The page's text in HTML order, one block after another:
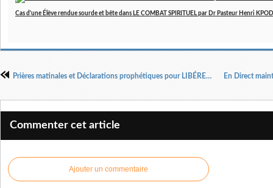
Cas d'une Élève rendue sourde et bête dans LE COMBAT SPIRITUEL par Dr Pasteur Henri
Prières matinales et Déclarations prophétiques pour LIBÉRER TA SITUATION MATRIMONIALE POUR LE MARIAGE 2 par Docteur Pasteur Henri KPODAHI
Commenter cet article
Ajouter un commentaire